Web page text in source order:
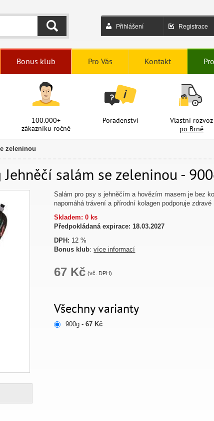
Přihlášení Registrace
HLEDAT
Bonus klub Pro Vás Kontakt
100.000+
zákazníku ročně
Poradenství
Vlastní rozvoz
po Brně
zeleninou
salám se zeleninou -
Salám pro psy s jehněčím a hovězím masem je bez
napomáhá trávení a přírodní kolagen podporuje
Skladem: 0 ks
Předpokládaná expirace: 18.03.2027
DPH: 12 %
Bonus klub:více informací
67 Kč (vč. DPH)
Všechny varianty
900g -67 Kč